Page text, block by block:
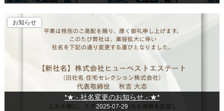
お知らせ
*★:-.社名変更のお知らせ.-:★*
2025-07-29